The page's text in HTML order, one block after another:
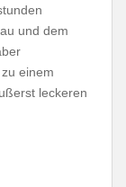
und dem
einem
leckeren